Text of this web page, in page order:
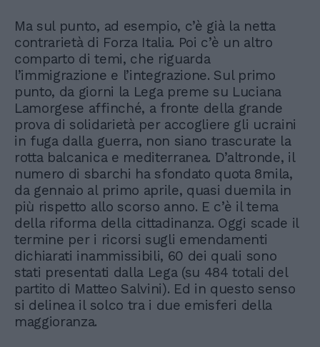
Ma sul punto, ad esempio, c’è già la netta
contrarietà di Forza Italia. Poi c’è un altro
comparto di temi, che riguarda
l’immigrazione e l’integrazione. Sul primo
punto, da giorni la Lega preme su Luciana
Lamorgese affinché, a fronte della grande
prova di solidarietà per accogliere gli ucraini
in fuga dalla guerra, non siano trascurate la
rotta balcanica e mediterranea. D’altronde, il
numero di sbarchi ha sfondato quota 8mila,
da gennaio al primo aprile, quasi duemila in
più rispetto allo scorso anno. E c’è il tema
della riforma della cittadinanza. Oggi scade il
termine per i ricorsi sugli emendamenti
dichiarati inammissibili, 60 dei quali sono
stati presentati dalla Lega (su 484 totali del
partito di Matteo Salvini). Ed in questo senso
si delinea il solco tra i due emisferi della
maggioranza.